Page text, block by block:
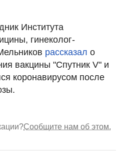
Института
гинеколог-
рассказал о
вакцины "Спутник V" и
коронавирусом после
Сообщите нам об этом.